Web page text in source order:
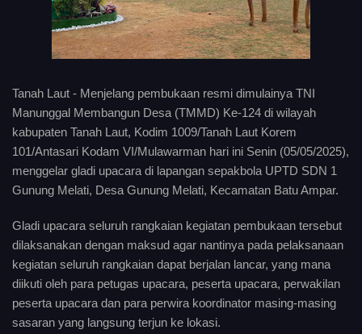
Tanah Laut - Menjelang pembukaan resmi dimulainya TNI
Manunggal Membangun Desa (TMMD) Ke-124 di wilayah
kabupaten Tanah Laut, Kodim 1009/Tanah Laut Korem
101/Antasari Kodam VI/Mulawarman hari ini Senin (05/05/2025),
menggelar gladi upacara di lapangan sepakbola UPTD SDN 1
Gunung Melati, Desa Gunung Melati, Kecamatan Batu Ampar.
Gladi upacara seluruh rangkaian kegiatan pembukaan tersebut
dilaksanakan dengan maksud agar nantinya pada pelaksanaan
kegiatan seluruh rangkaian dapat berjalan lancar, yang mana
diikuti oleh para petugas upacara, peserta upacara, perwakilan
peserta upacara dan para perwira koordinator masing-masing
sasaran yang langsung terjun ke lokasi.